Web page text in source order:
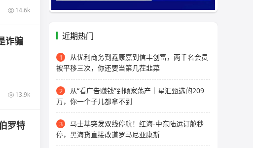
14.6k
诈骗
13.9k
罗特
近期热门
1
从优利商务到鑫康嘉到信丰创富，两千名会员
被平移三次，你还要当第几茬韭菜
2
从“看广告赚钱”到倾家荡产｜星汇甄选的209
万，你一个子儿都拿不到
3
马士基突发双线停航！红海-中东陆运订舱秒
停，黑海货直接改道罗马尼亚康斯